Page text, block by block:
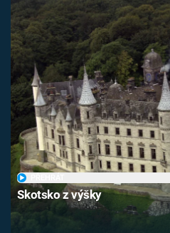
Skotsko z výšky